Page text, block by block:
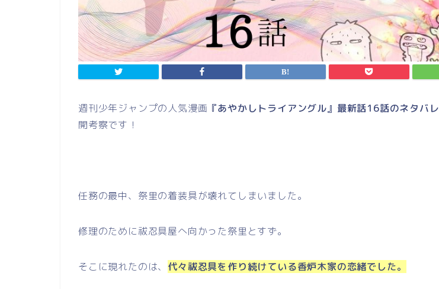
週刊少年ジャンプの人気漫画 『あやかしトライアングル』最新話16話のネタバレ
開考察です！
任務の最中、祭里の着装具が壊れてしまいました。
修理のために祓忍具屋へ向かった祭里とすず。
そこに現れたのは、 代々祓忍具を作り続けている香炉木家の恋緒でした。